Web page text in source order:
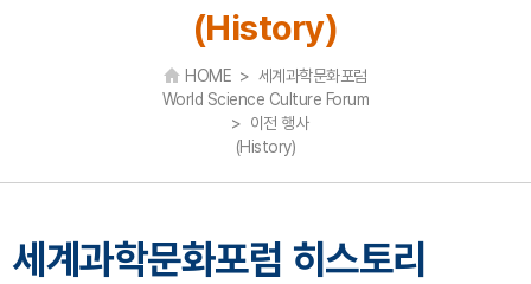
(History)
HOME > 세계과학문화포럼
World Science Culture Forum
> 이전 행사
(History)
세계과학문화포럼 히스토리